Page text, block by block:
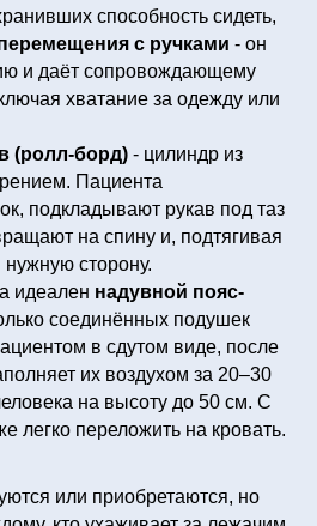
способность сидеть,
с ручками - он
и даёт сопровождающему
хватание за одежду или
(ролл-борд) - цилиндр из
Пациента
подкладывают рукав под таз
на спину и, подтягивая
нужную сторону.
идеален надувной пояс-
соединённых подушек
в сдутом виде, после
их воздухом за 20–30
на высоту до 50 см. С
легко переложить на кровать.
или приобретаются, но